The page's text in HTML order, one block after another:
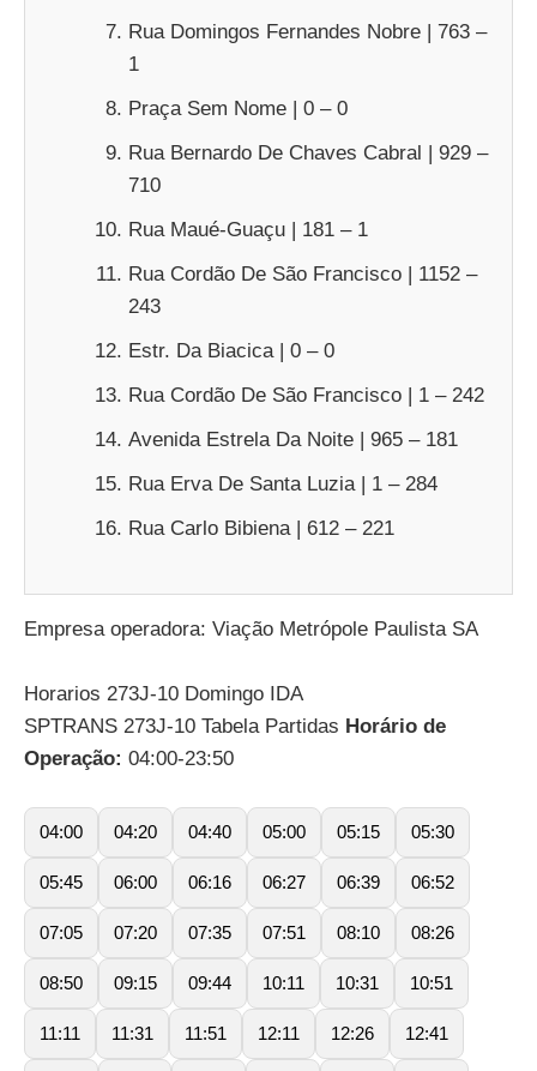
Rua Domingos Fernandes Nobre | 763 –
1
Praça Sem Nome | 0 – 0
Rua Bernardo De Chaves Cabral | 929 –
710
Rua Maué-Guaçu | 181 – 1
Rua Cordão De São Francisco | 1152 –
243
Estr. Da Biacica | 0 – 0
Rua Cordão De São Francisco | 1 – 242
Avenida Estrela Da Noite | 965 – 181
Rua Erva De Santa Luzia | 1 – 284
Rua Carlo Bibiena | 612 – 221
Empresa operadora: Viação Metrópole Paulista SA
Horarios 273J-10 Domingo IDA
SPTRANS 273J-10 Tabela Partidas Horário de
Operação: 04:00-23:50
04:00 04:20 04:40 05:00 05:15 05:30
05:45 06:00 06:16 06:27 06:39 06:52
07:05 07:20 07:35 07:51 08:10 08:26
08:50 09:15 09:44 10:11 10:31 10:51
11:11 11:31 11:51 12:11 12:26 12:41